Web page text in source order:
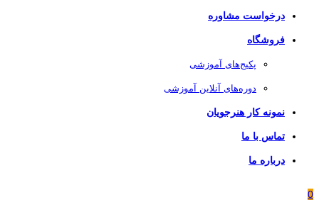
درخواست مشاوره
فروشگاه
پکیج‌های آموزشی
دوره‌های آنلاین آموزشی
نمونه کار هنرجویان
تماس با ما
درباره ما
0